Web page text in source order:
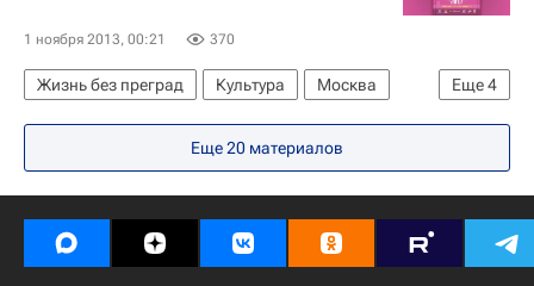
1 ноября 2013, 00:21 370
Еще4
Жизнь без преград Культура
Москва
Центральный ФО
Весь мир
Европа
Еще 20 материалов